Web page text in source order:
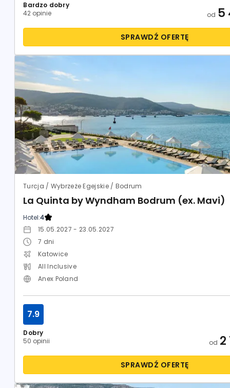
Bardzo dobry
42 opinie
od 5
SPRAWDŹ OFERTĘ
Turcja / Wybrzeże Egejskie / Bodrum
La Quinta by Wyndham Bodrum (ex. Mavi)
Hotel:4
15.05.2027 - 23.05.2027
7 dni
Katowice
All Inclusive
Anex Poland
Dobry
50 opinii
7.9
od 2
SPRAWDŹ OFERTĘ